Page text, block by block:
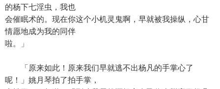
的杨下七淫虫，我也
会催眠术的。现在你这个小机灵鬼啊，早就被我操纵，心甘
情愿地成为我的同伴
啦。」
「原来如此！原来我们早就逃不出杨凡的手掌心了
呢！」姚月琴拍了拍手掌，